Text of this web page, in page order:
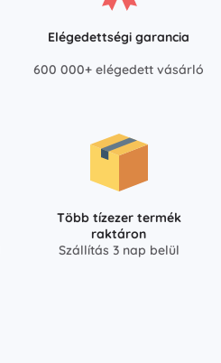
Elégedettségi garancia
600 000+ elégedett vásárló
Több tízezer termék
raktáron
Szállítás 3 nap belül